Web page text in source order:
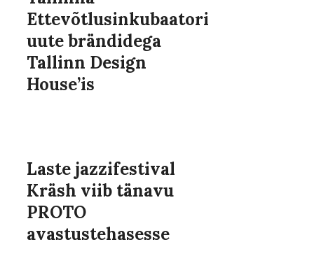
Ettevõtlusinkubaatori
uute brändidega
Tallinn Design
House’is
Laste jazzifestival
Kräsh viib tänavu
PROTO
avastustehasesse